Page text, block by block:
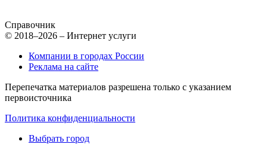
Справочник
© 2018–2026 – Интернет услуги
Компании в городах России
Реклама на сайте
Перепечатка материалов разрешена только с указанием
первоисточника
Политика конфиденциальности
Выбрать город